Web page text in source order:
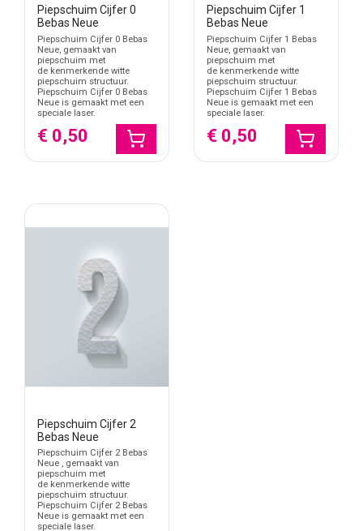
Piepschuim Cijfer 0
Bebas Neue
Piepschuim Cijfer 0 Bebas
Neue, gemaakt van
piepschuim met
de kenmerkende witte
piepschuim structuur.
Piepschuim Cijfer 0 Bebas
Neue is gemaakt met een
speciale laser.
€ 0,50
Piepschuim Cijfer 1
Bebas Neue
Piepschuim Cijfer 1 Bebas
Neue, gemaakt van
piepschuim met
de kenmerkende witte
piepschuim structuur.
Piepschuim Cijfer 1 Bebas
Neue is gemaakt met een
speciale laser.
€ 0,50
Piepschuim Cijfer 2
Bebas Neue
Piepschuim Cijfer 2 Bebas
Neue , gemaakt van
piepschuim met
de kenmerkende witte
piepschuim structuur.
Piepschuim Cijfer 2 Bebas
Neue is gemaakt met een
speciale laser.